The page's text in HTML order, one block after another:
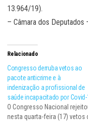
13.964/19).
– Câmara dos Deputados
Relacionado
Congresso derruba vetos ao
pacote anticrime e à
indenização a profissional de
saúde incapacitado por
O Congresso Nacional
nesta quarta-feira (17) vetos